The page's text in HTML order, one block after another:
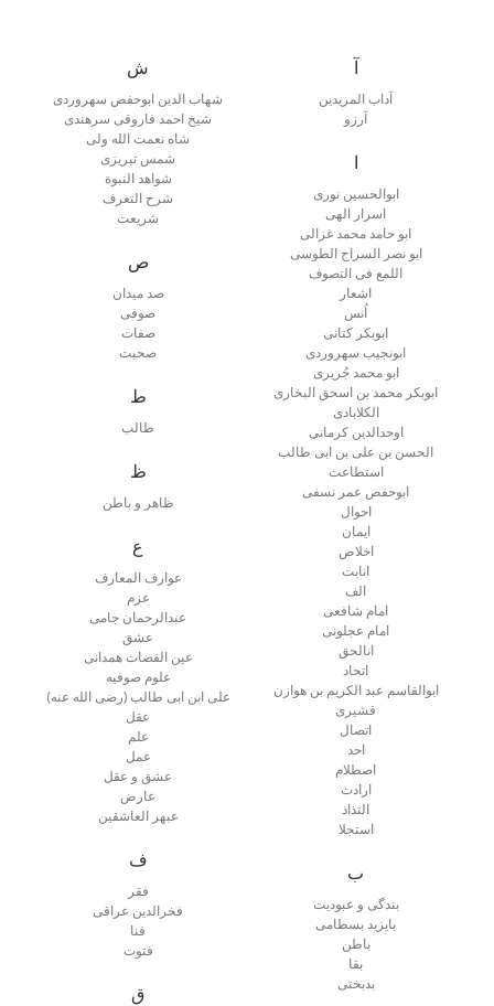
آ
آداب المریدین
آرزو
ا
ابوالحسین نوری
اسرار الهی
ابو حامد محمد غزالی
ابو نصر السراج الطوسی
اللمع فی التصوف
اشعار
اُنس
ابوبکر کتانی
ابونجیب سهروردی
ابو محمد جُریری
ابوبکر محمد بن اسحق البخاری
الکلابادی
اوحدالدین کرمانی
الحسن بن علی بن ابی طالب
استطاعت
ابوحفص عمر نسفی
احوال
ایمان
اخلاص
انابت
الف
امام شافعی
امام عجلونی
انالحق
اتحاد
ابوالقاسم عبد الکریم بن هوازن
قشیری
اتصال
احد
اصطلام
ارادت
التذاذ
استجلا
ب
بندگی و عبودیت
بایزید بسطامی
باطن
بقا
بدبختی
ش
شهاب الدین ابوحفص سهروردی
شیخ احمد فاروقی سرهندی
شاه نعمت الله ولی
شمس تبریزی
شواهد النبوة
شرح التعرف
شریعت
ص
صد میدان
صوفی
صفات
صحبت
ط
طالب
ظ
ظاهر و باطن
ع
عوارف المعارف
عزم
عبدالرحمان جامی
عشق
عین القضات همدانی
علوم صوفیه
علی ابن ابی طالب (رضی الله عنه)
عقل
علم
عمل
عشق و عقل
عارض
عبهر العاشقین
ف
فقر
فخرالدین عراقی
فنا
فتوت
ق